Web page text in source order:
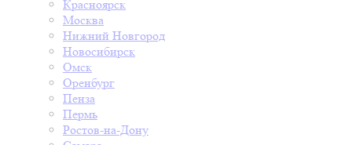
Красноярск
Москва
Нижний Новгород
Новосибирск
Омск
Оренбург
Пенза
Пермь
Ростов-на-Дону